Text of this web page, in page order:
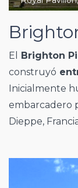
El Brighton
construyó
Inicialmente
embarcadero
Dieppe,